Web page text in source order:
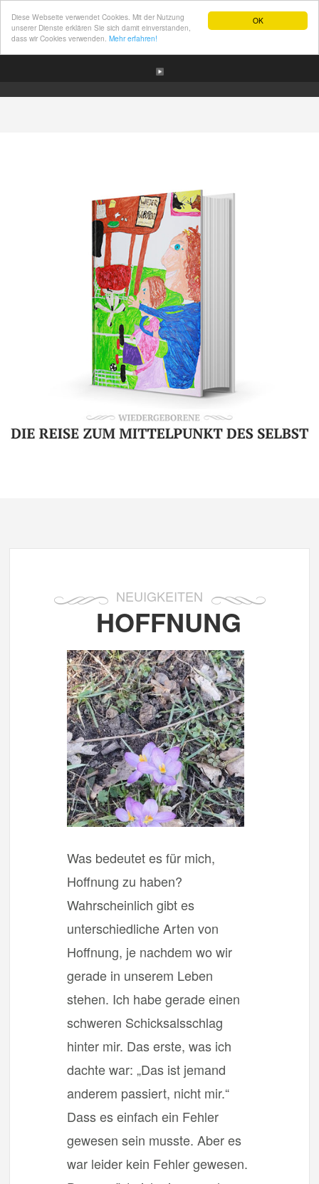
OK
Diese Webseite verwendet Cookies. Mit der Nutzung
unserer Dienste erklären Sie sich damit einverstanden,
dass wir Cookies verwenden. Mehr erfahren!
NEUIGKEITEN
HOFFNUNG
Was bedeutet es für mich,
Hoffnung zu haben?
Wahrscheinlich gibt es
unterschiedliche Arten von
Hoffnung, je nachdem wo wir
gerade in unserem Leben
stehen. Ich habe gerade einen
schweren Schicksalsschlag
hinter mir. Das erste, was ich
dachte war: „Das ist jemand
anderem passiert, nicht mir.“
Dass es einfach ein Fehler
gewesen sein musste. Aber es
war leider kein Fehler gewesen.